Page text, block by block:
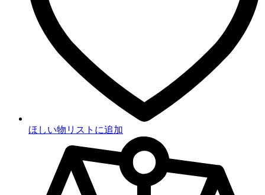
ほしい物リストに追加